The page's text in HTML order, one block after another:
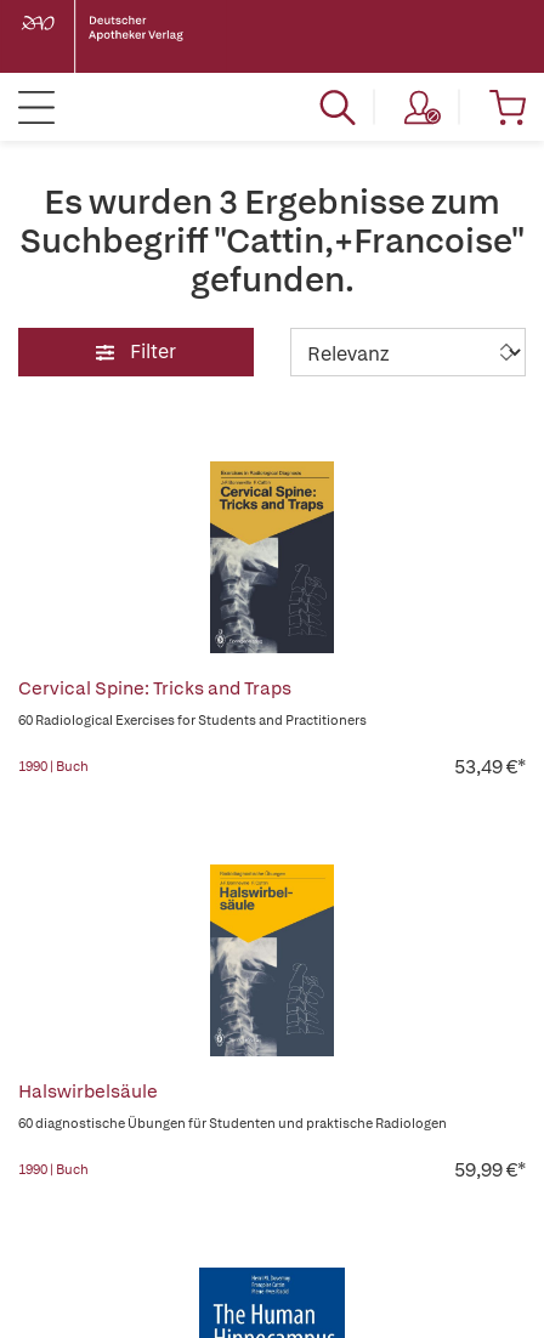
Es wurden 3 Ergebnisse zum
Suchbegriff "Cattin,+Francoise"
gefunden.
Filter
Cervical Spine: Tricks and Traps
60 Radiological Exercises for Students and Practitioners
1990 | Buch 53,49 €*
Halswirbelsäule
60 diagnostische Übungen für Studenten und praktische Radiologen
1990 | Buch 59,99 €*